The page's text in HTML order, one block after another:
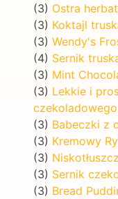
(3) Ostra
(3) Koktajl
(3) Wendy's
(4) Sernik
(3) Mint
(3) Lekkie i
(3) Babeczki z
(3) Kremowy
(3)
(3) Sernik
(3) Bread